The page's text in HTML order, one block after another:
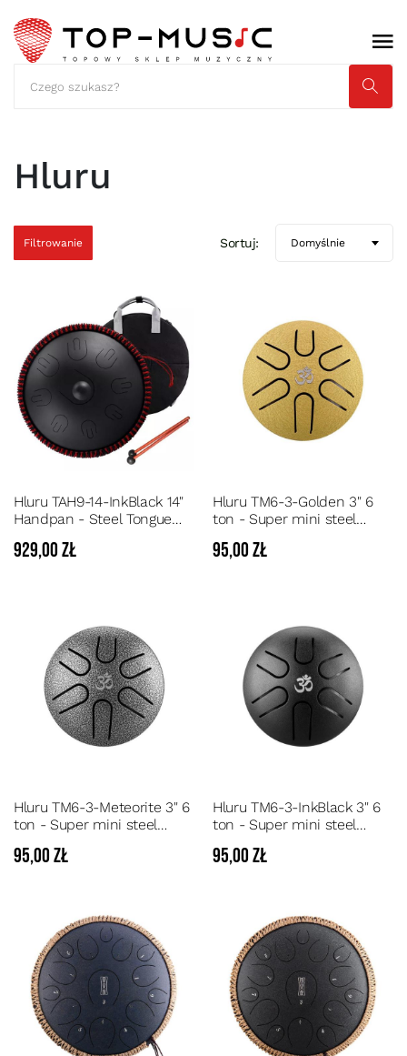
Hluru
Filtrowanie Sortuj: Domyślnie
Hluru TAH9-14-InkBlack 14"
Handpan - Steel Tongue
tonacji D
929,00 zł
Hluru TM6-3-Golden 3" 6
ton - Super mini steel
95,00 zł
Hluru TM6-3-Meteorite 3" 6
ton - Super mini steel
95,00 zł
Hluru TM6-3-InkBlack 3" 6
ton - Super mini steel
95,00 zł